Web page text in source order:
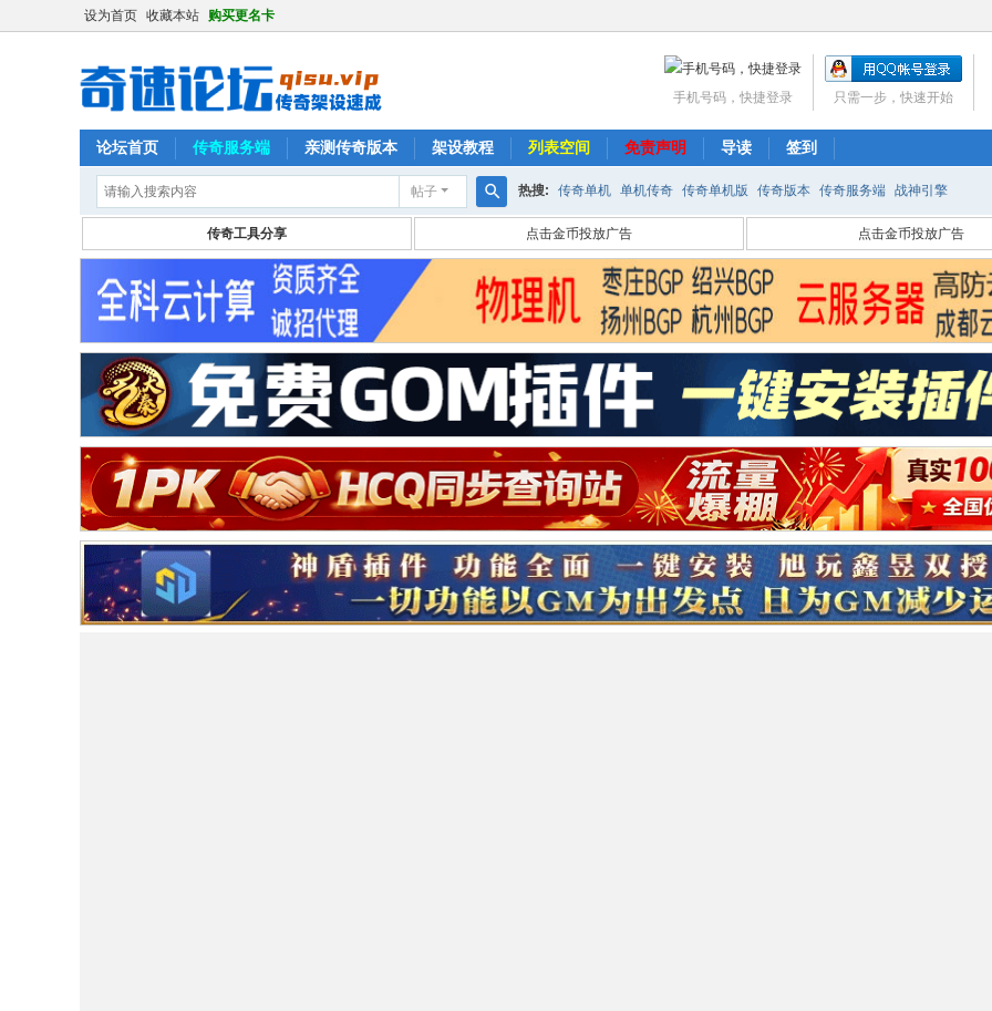
设为首页 收藏本站 购买更名卡
只需一步，快速开始
手机号码，快捷登录
论坛首页 传奇服务端 亲测传奇版本 架设教程 列表空间 免责声明 导读 签到
帖子
搜
索
热搜: 传奇单机 单机传奇 传奇单机版 传奇版本 传奇服务端 战神引擎
传奇工具分享 点击金币投放广告 点击金币投放广告